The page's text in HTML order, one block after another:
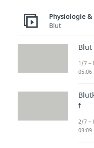
Ist
sie
Der
und
Physiologie
Blut
Blut
1/7 –
05:06
f
2/7 –
03:09